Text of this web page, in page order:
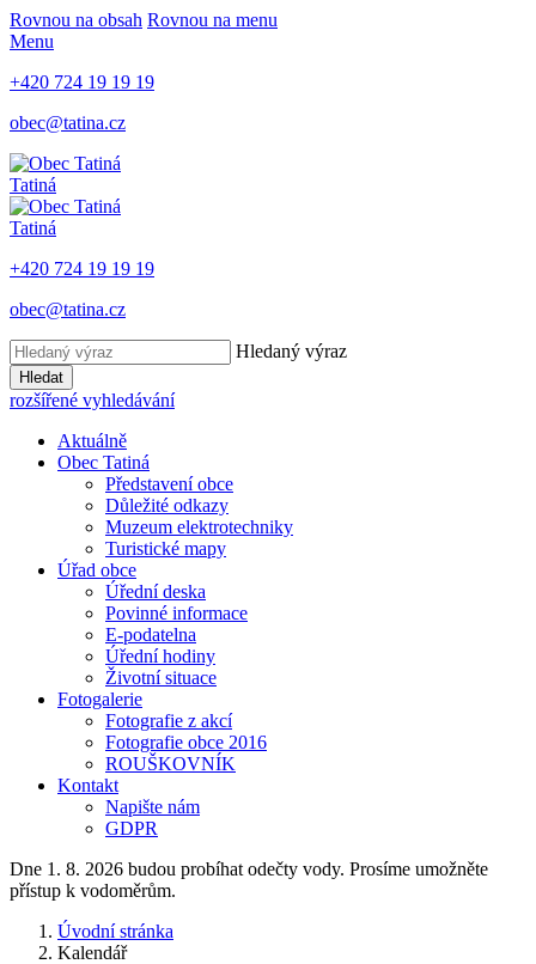
Rovnou na obsah Rovnou na menu
Menu
+420 724 19 19 19
obec@tatina.cz
Tatiná
Tatiná
+420 724 19 19 19
obec@tatina.cz
Hledaný výraz
Hledat
rozšířené vyhledávání
Aktuálně
Obec Tatiná
Představení obce
Důležité odkazy
Muzeum elektrotechniky
Turistické mapy
Úřad obce
Úřední deska
Povinné informace
E-podatelna
Úřední hodiny
Životní situace
Fotogalerie
Fotografie z akcí
Fotografie obce 2016
ROUŠKOVNÍK
Kontakt
Napište nám
GDPR
Dne 1. 8. 2026 budou probíhat odečty vody. Prosíme umožněte
přístup k vodoměrům.
Úvodní stránka
Kalendář